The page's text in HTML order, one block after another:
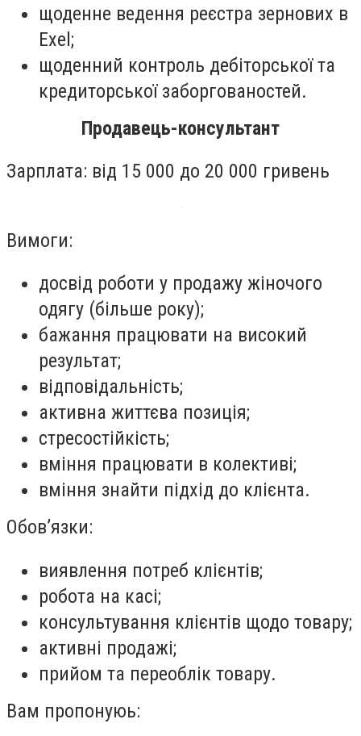
щоденне ведення реєстра зернових в
Exel;
щоденний контроль дебіторської та
кредиторської заборгованостей.
Продавець-консультант
Зарплата: від 15 000 до 20 000 гривень
Вимоги:
досвід роботи у продажу жіночого
одягу (більше року);
бажання працювати на високий
результат;
відповідальність;
активна життєва позиція;
стресостійкість;
вміння працювати в колективі;
вміння знайти підхід до клієнта.
Обов’язки:
виявлення потреб клієнтів;
робота на касі;
консультування клієнтів щодо товару;
активні продажі;
прийом та переоблік товару.
Вам пропонуюь: